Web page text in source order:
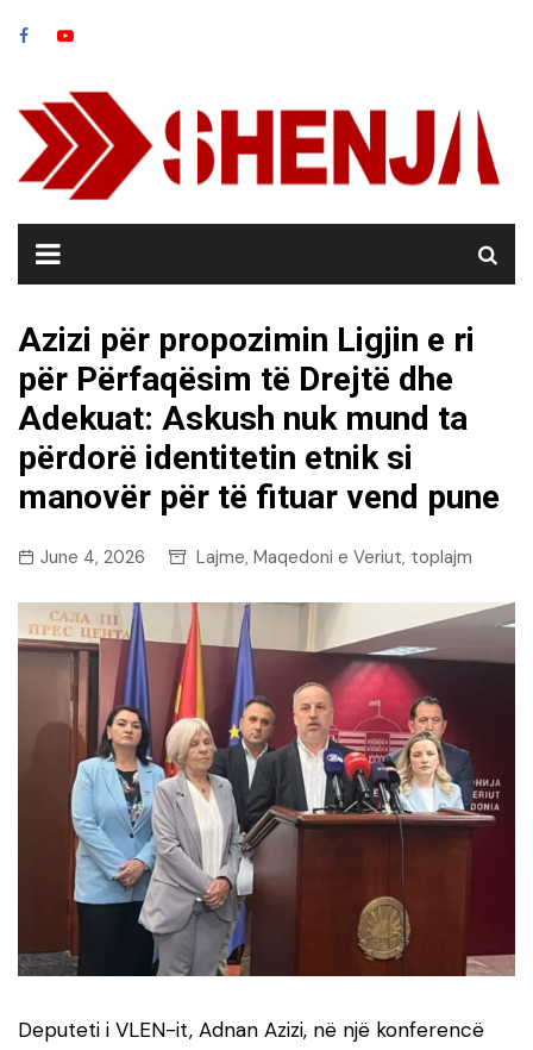
Azizi për propozimin Ligjin e ri
për Përfaqësim të Drejtë dhe
Adekuat: Askush nuk mund ta
përdorë identitetin etnik si
manovër për të fituar vend pune
June 4, 2026 Lajme, Maqedoni e Veriut, toplajm
Deputeti i VLEN-it, Adnan Azizi, në një konferencë